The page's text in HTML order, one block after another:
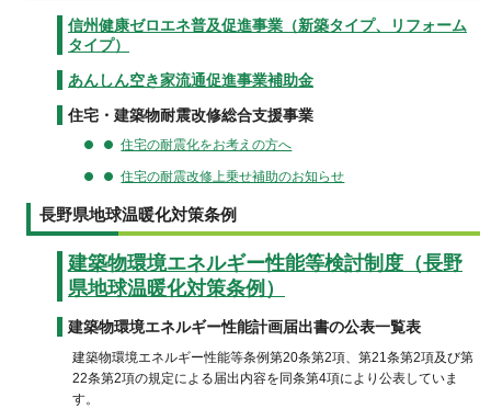
信州健康ゼロエネ普及促進事業（新築タイプ、リフォーム
タイプ）
あんしん空き家流通促進事業補助金
住宅・建築物耐震改修総合支援事業
住宅の耐震化をお考えの方へ
住宅の耐震改修上乗せ補助のお知らせ
長野県地球温暖化対策条例
建築物環境エネルギー性能等検討制度（長野
県地球温暖化対策条例）
建築物環境エネルギー性能計画届出書の公表一覧表
建築物環境エネルギー性能等条例第20条第2項、第21条第2項及び第
22条第2項の規定による届出内容を同条第4項により公表していま
す。